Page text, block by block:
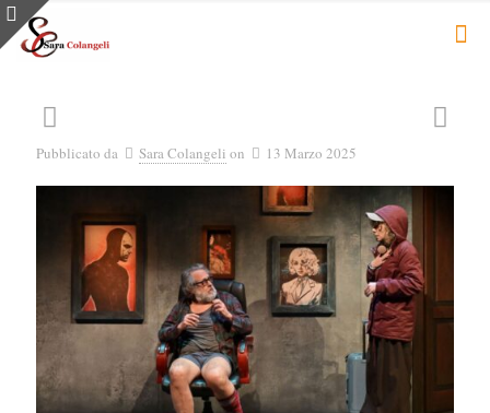
Pubblicato da Sara Colangeli on 13 Marzo 2025